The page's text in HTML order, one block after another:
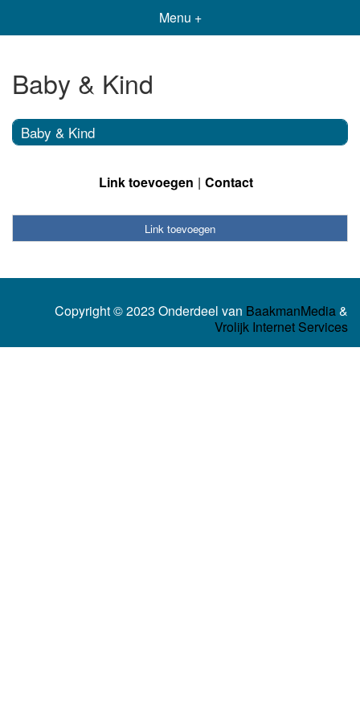
Menu +
Baby & Kind
Baby & Kind
Link toevoegen Contact
Link toevoegen
Copyright © 2023 Onderdeel van BaakmanMedia&
Vrolijk Internet Services